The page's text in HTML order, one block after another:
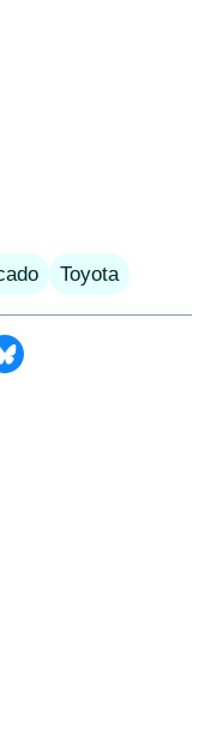
Toyota